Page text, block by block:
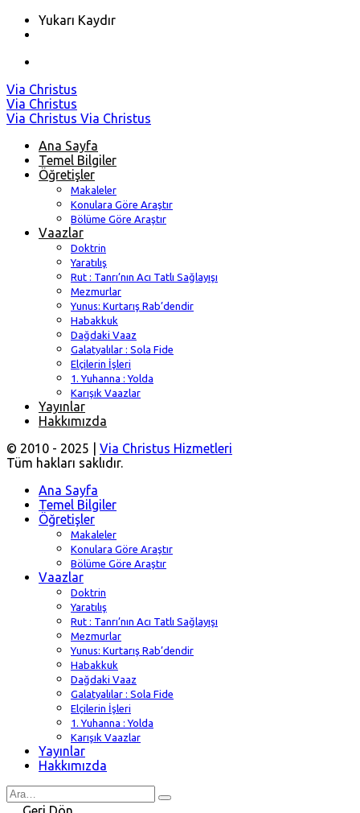
Yukarı Kaydır
Skip
to
content
Via Christus
Via Christus
Via Christus Via Christus
Ana Sayfa
Temel Bilgiler
Öğretişler
Makaleler
Konulara Göre Araştır
Bölüme Göre Araştır
Vaazlar
Doktrin
Yaratılış
Rut : Tanrı’nın Acı Tatlı Sağlayışı
Mezmurlar
Yunus: Kurtarış Rab’dendir
Habakkuk
Dağdaki Vaaz
Galatyalılar : Sola Fide
Elçilerin İşleri
1. Yuhanna : Yolda
Karışık Vaazlar
Yayınlar
Hakkımızda
© 2010 - 2025 | Via Christus Hizmetleri
Tüm hakları saklıdır.
Ana Sayfa
Temel Bilgiler
Öğretişler
Makaleler
Konulara Göre Araştır
Bölüme Göre Araştır
Vaazlar
Doktrin
Yaratılış
Rut : Tanrı’nın Acı Tatlı Sağlayışı
Mezmurlar
Yunus: Kurtarış Rab’dendir
Habakkuk
Dağdaki Vaaz
Galatyalılar : Sola Fide
Elçilerin İşleri
1. Yuhanna : Yolda
Karışık Vaazlar
Yayınlar
Hakkımızda
Search
for